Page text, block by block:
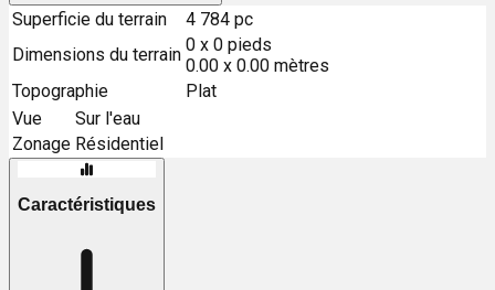
Superficie du terrain
4 784 pc
Dimensions du terrain 0 x 0 pieds
0.00 x 0.00 mètres
Topographie
Plat
Vue
Sur l'eau
Zonage Résidentiel
Caractéristiques